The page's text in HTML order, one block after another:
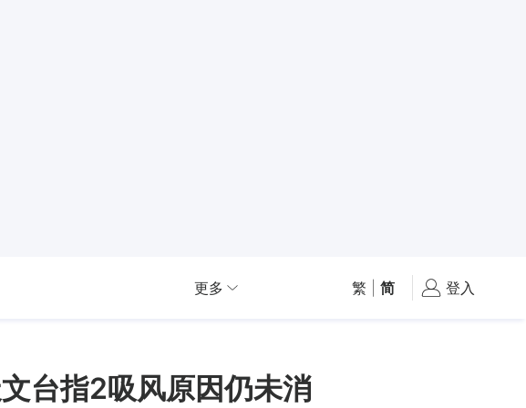
更多 繁 简 登入
台指2吸风原因仍未消